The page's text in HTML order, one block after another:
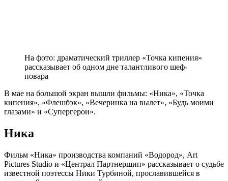
На фото: драматический триллер «Точка кипения»
рассказывает об одном дне талантливого шеф-
повара
В мае на большой экран вышли фильмы: «Ника», «Точка
кипения», «Флешбэк», «Вечеринка на вылет», «Будь моими
глазами» и «Супергерои».
Ника
Фильм «Ника» производства компаний «Водород», Art
Pictures Studio и «Централ Партнершип» рассказывает о судьбе
известной поэтессы Ники Турбиной, прославившейся в